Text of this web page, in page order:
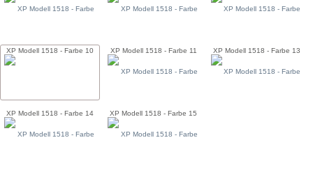
XP Modell 1518 - Farbe 10 XP Modell 1518 - Farbe 11 XP Modell 1518 - Farbe 13
XP Modell 1518 - Farbe 14 XP Modell 1518 - Farbe 15